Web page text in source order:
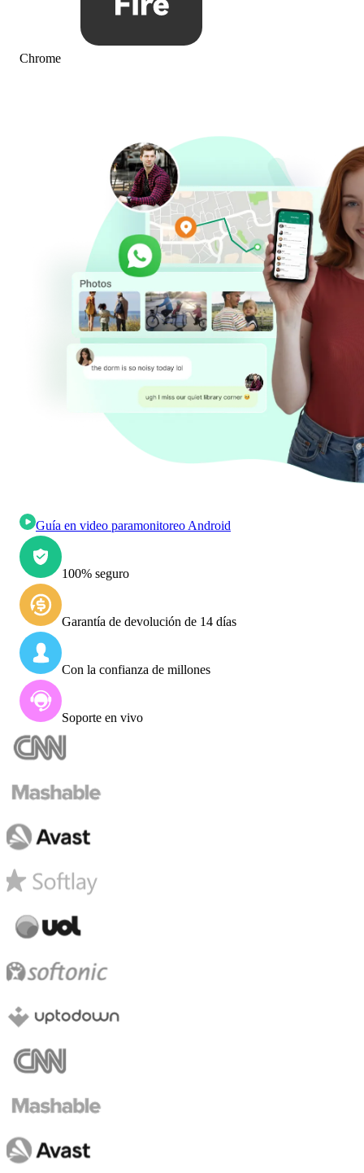
Chrome
Guía en video paramonitoreo Android
100% seguro
Garantía de devolución de 14 días
Con la confianza de millones
Soporte en vivo